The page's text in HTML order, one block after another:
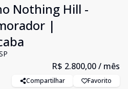
Nothing Hill -
|
R$ 2.800,00/ mês
Compartilhar Favorito